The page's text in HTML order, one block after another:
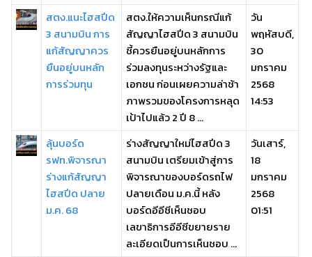
สตง.แนะไฮสปีด
3 สนามบิน การ
แก้สัญญาควร
ยืนอยู่บนหลัก
การร่วมทุน
สตง.ให้ความเห็นกรณีแก้
สัญญาไฮสปีด 3 สนามบิน
ชี้ควรยืนอยู่บนหลักการ
ร่วมลงทุนระหว่างรัฐและ
เอกชน ก่อนเผยความล่าช้า
ภาพรวมของโครงการหลุด
เป้าไปแล้ว 2 ปี 8 ...
วัน
พฤหัสบดี,
30
มกราคม
2568
14:53
ลุ้นบอร์ด
รฟท.พิจารณา
ร่างแก้สัญญา
ไฮสปีด ปลาย
ม.ค. 68
ร่างสัญญาใหม่ไฮสปีด 3
สนามบิน เตรียมเข้าสู่การ
พิจารณาของบอร์ดรถไฟ
ปลายเดือน ม.ค.นี้ หลัง
บอร์ดอีอีซีเห็นชอบ
เลขาธิการอีอีซีขยายราย
ละเอียดเป็นการเห็นชอบ ...
วันเสาร์,
18
มกราคม
2568
01:51